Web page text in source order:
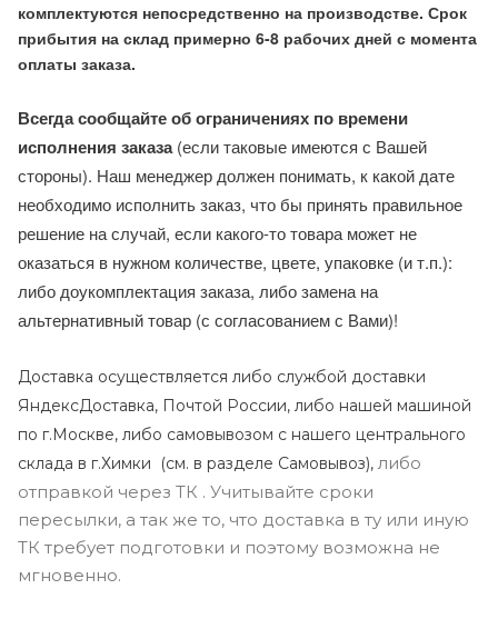
комплектуются непосредственно на производстве. Срок
прибытия на склад примерно 6-8 рабочих дней с момента
оплаты заказа.
Всегда сообщайте об ограничениях по времени
исполнения заказа(если таковые имеются с Вашей
стороны). Наш менеджер должен понимать, к какой дате
необходимо исполнить заказ, что бы принять правильное
решение на случай, если какого-то товара может не
оказаться в нужном количестве, цвете, упаковке (и т.п.):
либо доукомплектация заказа, либо замена на
альтернативный товар (с согласованием с Вами)!
Доставка осуществляется либо службой доставки
ЯндексДоставка, Почтой России, либо нашей машиной
по г.Москве, либо самовывозом с нашего центрального
склада в г.Химки (см. в разделе Самовывоз), либо
отправкой через ТК . Учитывайте сроки
пересылки, а так же то, что доставка в ту или иную
ТК требует подготовки и поэтому возможна не
мгновенно.